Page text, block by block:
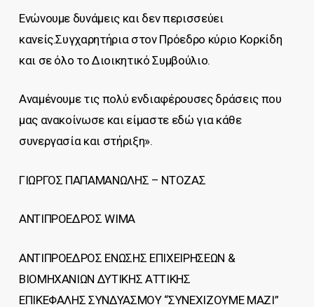
Ενώνουμε δυνάμεις και δεν περισσεύει
κανείς.Συγχαρητήρια στον Πρόεδρο κύριο Κορκίδη
και σε όλο το Διοικητικό Συμβούλιο.
Αναμένουμε τις πολύ ενδιαφέρουσες δράσεις που
μας ανακοίνωσε και είμαστε εδώ για κάθε
συνεργασία και στήριξη».
ΓΙΩΡΓΟΣ ΠΑΠΑΜΑΝΩΛΗΣ – ΝΤΟΖΑΣ
ΑΝΤΙΠΡΟΕΔΡΟΣ WIMA
ΑΝΤΙΠΡΟΕΔΡΟΣ ΕΝΩΣΗΣ ΕΠΙΧΕΙΡΗΣΕΩΝ &
ΒΙΟΜΗΧΑΝΙΩΝ ΔΥΤΙΚΗΣ ΑΤΤΙΚΗΣ
ΕΠΙΚΕΦΑΛΗΣ ΣΥΝΔΥΑΣΜΟΥ “ΣΥΝΕΧΙΖΟΥΜΕ ΜΑΖΙ”